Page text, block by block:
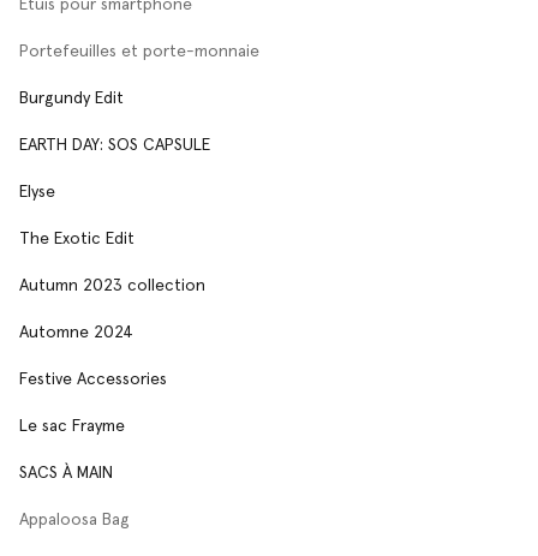
Étuis pour smartphone
Portefeuilles et porte-monnaie
Burgundy Edit
EARTH DAY: SOS CAPSULE
Elyse
The Exotic Edit
Autumn 2023 collection
Automne 2024
Festive Accessories
Le sac Frayme
SACS À MAIN
Appaloosa Bag